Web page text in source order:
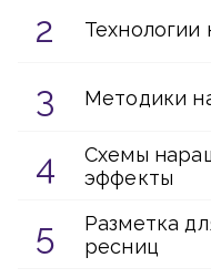
Методики
Схемы
эффекты
Разметка
ресниц